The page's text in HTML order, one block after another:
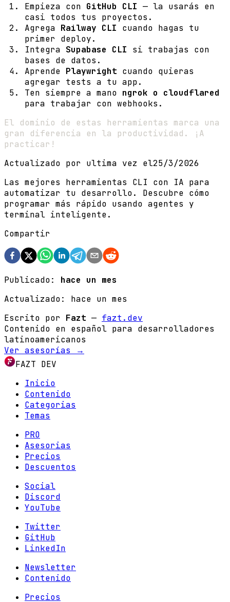
Empieza con GitHub CLI — la usarás en
casi todos tus proyectos.
Agrega Railway CLI cuando hagas tu
primer deploy.
Integra Supabase CLI si trabajas con
bases de datos.
Aprende Playwright cuando quieras
agregar tests a tu app.
Ten siempre a mano ngrok o cloudflared
para trabajar con webhooks.
El dominio de estas herramientas marca una
gran diferencia en la productividad. ¡A
practicar!
Actualizado por ultima vez el25/3/2026
Las mejores herramientas CLI con IA para
automatizar tu desarrollo. Descubre cómo
programar más rápido usando agentes y
terminal inteligente.
Compartir
Publicado:
hace un mes
Actualizado: hace un mes
Escrito por Fazt — fazt.dev
Contenido en español para desarrolladores
latinoamericanos
Ver asesorías →
FAZT DEV
Inicio
Contenido
Categorias
Temas
PRO
Asesorias
Precios
Descuentos
Social
Discord
YouTube
Twitter
GitHub
LinkedIn
Newsletter
Contenido
Precios